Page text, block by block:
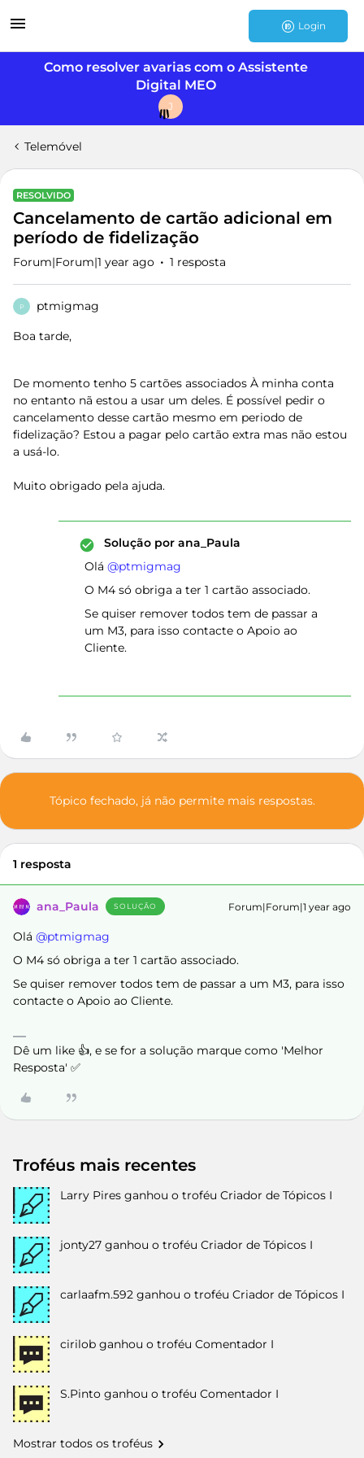
Login
Como resolver avarias com o Assistente
Digital MEO
J
Telemóvel
RESOLVIDO
Cancelamento de cartão adicional em
período de fidelização
Forum|Forum|1 year ago 1 resposta
P ptmigmag
Boa tarde,
De momento tenho 5 cartões associados À minha conta
no entanto nã estou a usar um deles. É possível pedir o
cancelamento desse cartão mesmo em periodo de
fidelização? Estou a pagar pelo cartão extra mas não estou
a usá-lo.
Muito obrigado pela ajuda.
Solução por ana_Paula
Olá ​ @ptmigmag
O M4 só obriga a ter 1 cartão associado.
Se quiser remover todos tem de passar a
um M3, para isso contacte o Apoio ao
Cliente.
Tópico fechado, já não permite mais respostas.
1 resposta
ana_Paula SOLUÇÃO Forum|Forum|1 year ago
Olá ​ @ptmigmag
O M4 só obriga a ter 1 cartão associado.
Se quiser remover todos tem de passar a um M3, para isso
contacte o Apoio ao Cliente.
Dê um like 👍, e se for a solução marque como 'Melhor
Resposta' ✅
Troféus mais recentes
Larry Pires ganhou o troféu Criador de Tópicos I
jonty27 ganhou o troféu Criador de Tópicos I
carlaafm.592 ganhou o troféu Criador de Tópicos I
cirilob ganhou o troféu Comentador I
S.Pinto ganhou o troféu Comentador I
Mostrar todos os troféus